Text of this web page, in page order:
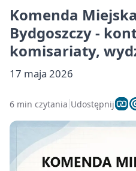
Komenda
Bydgoszczy -
komisariaty,
17 maja 2026
6 min czytania Udostępnij